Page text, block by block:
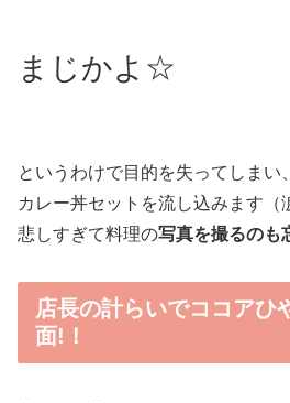
まじかよ☆
というわけで目的を失ってしまい
カレー丼セットを流し込みます（
悲しすぎて料理の写真を撮るのも
店長の計らいでココアひ
面!！